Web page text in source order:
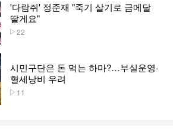
'다람쥐' 정준재 "죽기 살기로 금메달
딸게요"
22
시민구단은 돈 먹는 하마?…부실운영·
혈세낭비 우려
11